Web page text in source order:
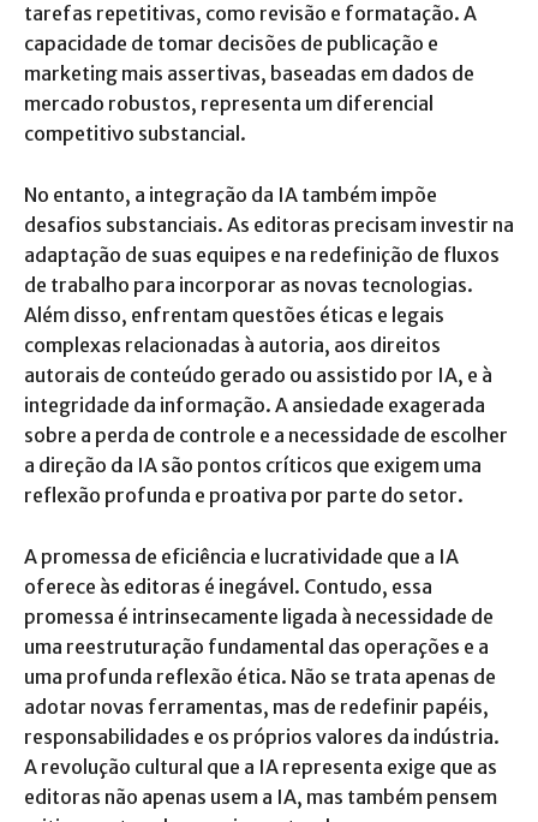
tarefas repetitivas, como revisão e formatação. A
capacidade de tomar decisões de publicação e
marketing mais assertivas, baseadas em dados de
mercado robustos, representa um diferencial
competitivo substancial.
No entanto, a integração da IA também impõe
desafios substanciais. As editoras precisam investir na
adaptação de suas equipes e na redefinição de fluxos
de trabalho para incorporar as novas tecnologias.
Além disso, enfrentam questões éticas e legais
complexas relacionadas à autoria, aos direitos
autorais de conteúdo gerado ou assistido por IA, e à
integridade da informação. A ansiedade exagerada
sobre a perda de controle e a necessidade de escolher
a direção da IA são pontos críticos que exigem uma
reflexão profunda e proativa por parte do setor.
A promessa de eficiência e lucratividade que a IA
oferece às editoras é inegável. Contudo, essa
promessa é intrinsecamente ligada à necessidade de
uma reestruturação fundamental das operações e a
uma profunda reflexão ética. Não se trata apenas de
adotar novas ferramentas, mas de redefinir papéis,
responsabilidades e os próprios valores da indústria.
A revolução cultural que a IA representa exige que as
editoras não apenas usem a IA, mas também pensem